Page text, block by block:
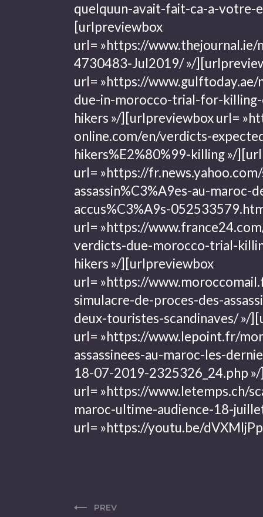
quelquun-avait-fait-ca-a-votre-
[urlpreviewbox
url= »https://
4730483-Jul2019/ »/]
url= »https://
due-in-morocco-trial-for-
hikers »/] [urlpreviewbox url=
online.com/en/verdicts-
hikers%E2%80%99-killing »/]
url= »https://
assassin%C3%A9es-au-maroc-
accus%C3%A9s-
url= »https://
verdicts-due-morocco-trial-
hikers »/] [urlpreviewbox
url= »https://
simulacre-de-proces-des-
deux-touristes-scandinaves/ »/]
url= »https://www.lepoint.fr/
assassinees-au-maroc-les-
18-07-2019-2325326_24.php
url= »https://www.letemps.ch/
maroc-ultime-audience-18-
url= »https://youtu.be/
PREV